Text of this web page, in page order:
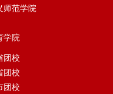
师范学院
学院
团校
团校
团校